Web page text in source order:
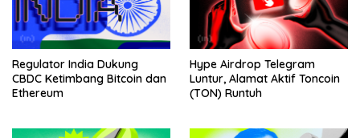
Regulator India Dukung
CBDC Ketimbang Bitcoin dan
Ethereum
Hype Airdrop Telegram
Luntur, Alamat Aktif Toncoin
(TON) Runtuh